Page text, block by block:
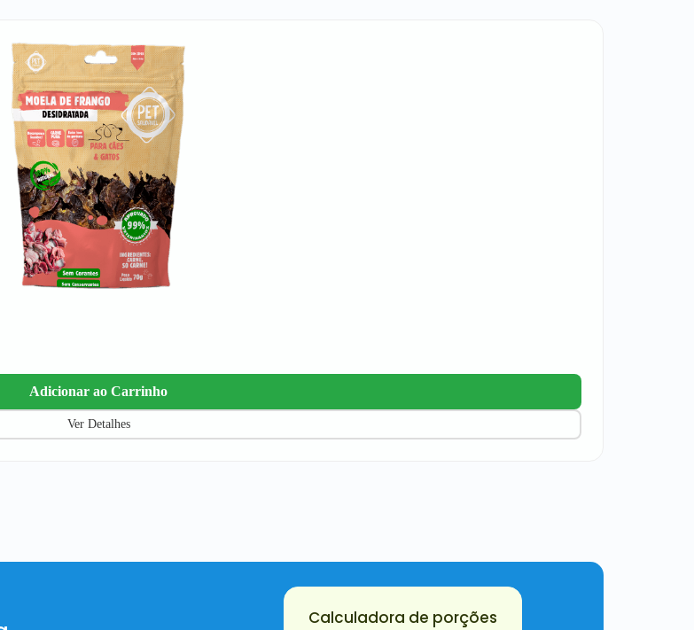
Adicionar ao Carrinho
Ver Detalhes
Calculadora de porções